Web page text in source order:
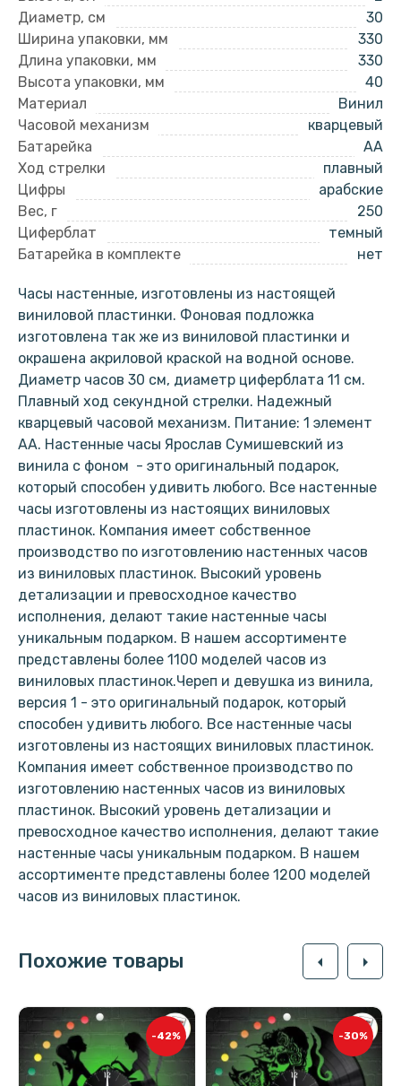
Диаметр, см
30
Ширина упаковки, мм
330
Длина упаковки, мм
330
Высота упаковки, мм
40
Материал
Винил
Часовой механизм
кварцевый
Батарейка
AA
Ход стрелки
плавный
Цифры
арабские
Вес, г
250
Циферблат
темный
Батарейка в комплекте
нет
Часы настенные, изготовлены из настоящей
виниловой пластинки. Фоновая подложка
изготовлена так же из виниловой пластинки и
окрашена акриловой краской на водной основе.
Диаметр часов 30 см, диаметр циферблата 11 см.
Плавный ход секундной стрелки. Надежный
кварцевый часовой механизм. Питание: 1 элемент
АА. Настенные часы Ярослав Сумишевский из
винила с фоном - это оригинальный подарок,
который способен удивить любого. Все настенные
часы изготовлены из настоящих виниловых
пластинок. Компания имеет собственное
производство по изготовлению настенных часов
из виниловых пластинок. Высокий уровень
детализации и превосходное качество
исполнения, делают такие настенные часы
уникальным подарком. В нашем ассортименте
представлены более 1100 моделей часов из
виниловых пластинок.Череп и девушка из винила,
версия 1 - это оригинальный подарок, который
способен удивить любого. Все настенные часы
изготовлены из настоящих виниловых пластинок.
Компания имеет собственное производство по
изготовлению настенных часов из виниловых
пластинок. Высокий уровень детализации и
превосходное качество исполнения, делают такие
настенные часы уникальным подарком. В нашем
ассортименте представлены более 1200 моделей
часов из виниловых пластинок.
Похожие товары arrow_left arrow_right
-42% -30%